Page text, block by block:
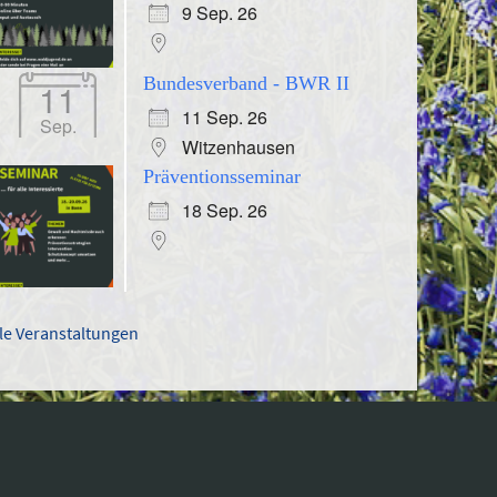
9 Sep. 26
11
Sep.
Bundesverband - BWR II
11 Sep. 26
Witzenhausen
Präventionsseminar
18 Sep. 26
Veranstaltungen